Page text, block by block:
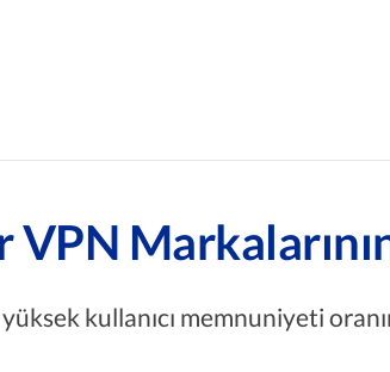
VPN
kullanıcı memnuniyeti